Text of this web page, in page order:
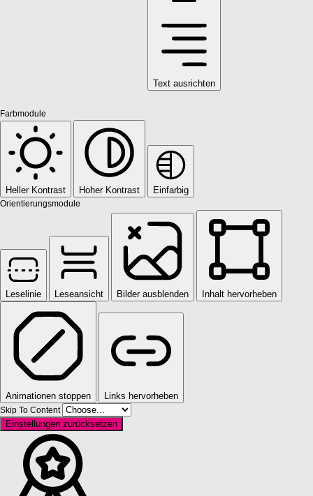
Text ausrichten
Farbmodule
Heller Kontrast Hoher Kontrast Einfarbig
Orientierungsmodule
Leselinie Leseansicht Bilder ausblenden Inhalt hervorheben
Animationen stoppen Links hervorheben
Skip To Content
Einstellungen zurücksetzen